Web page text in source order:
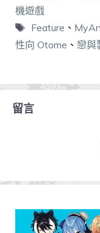
機遊戲
Feature 、
性向 Otome 、 戀與
留言